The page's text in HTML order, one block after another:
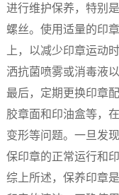
进行维护保养，特别
螺丝。使用适量的印
上，以减少印章运动
洒抗菌喷雾或消毒液
最后，定期更换印章
胶章面和印油盒等，
变形等问题。一旦发
保印章的正常运行和
综上所述，保养印章